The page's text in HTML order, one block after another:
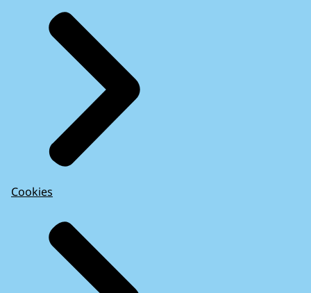
Cookies